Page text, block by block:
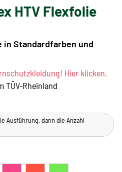
HTV Flexfolie
Standardfarben und
Hier klicken.
TÜV-Rheinland
Ausführung, dann die Anzahl